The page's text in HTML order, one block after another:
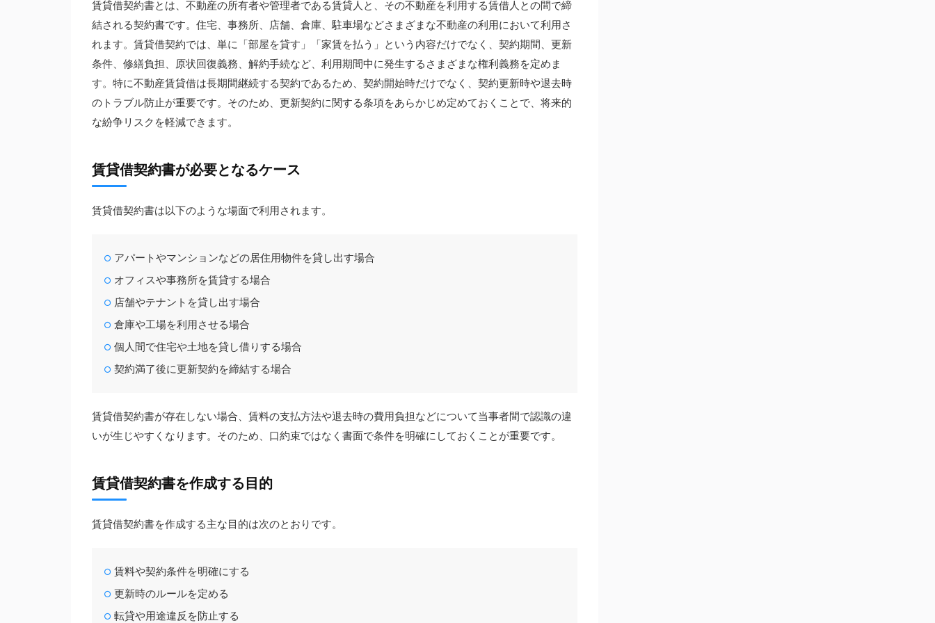
賃貸借契約書とは、不動産の所有者や管理者である賃貸人と、その不動産を利用する賃借人との間で締
結される契約書です。住宅、事務所、店舗、倉庫、駐車場などさまざまな不動産の利用において利用さ
れます。賃貸借契約では、単に「部屋を貸す」「家賃を払う」という内容だけでなく、契約期間、更新
条件、修繕負担、原状回復義務、解約手続など、利用期間中に発生するさまざまな権利義務を定めま
す。特に不動産賃貸借は長期間継続する契約であるため、契約開始時だけでなく、契約更新時や退去時
のトラブル防止が重要です。そのため、更新契約に関する条項をあらかじめ定めておくことで、将来的
な紛争リスクを軽減できます。
賃貸借契約書が必要となるケース
賃貸借契約書は以下のような場面で利用されます。
アパートやマンションなどの居住用物件を貸し出す場合
オフィスや事務所を賃貸する場合
店舗やテナントを貸し出す場合
倉庫や工場を利用させる場合
個人間で住宅や土地を貸し借りする場合
契約満了後に更新契約を締結する場合
賃貸借契約書が存在しない場合、賃料の支払方法や退去時の費用負担などについて当事者間で認識の違
いが生じやすくなります。そのため、口約束ではなく書面で条件を明確にしておくことが重要です。
賃貸借契約書を作成する目的
賃貸借契約書を作成する主な目的は次のとおりです。
賃料や契約条件を明確にする
更新時のルールを定める
転貸や用途違反を防止する